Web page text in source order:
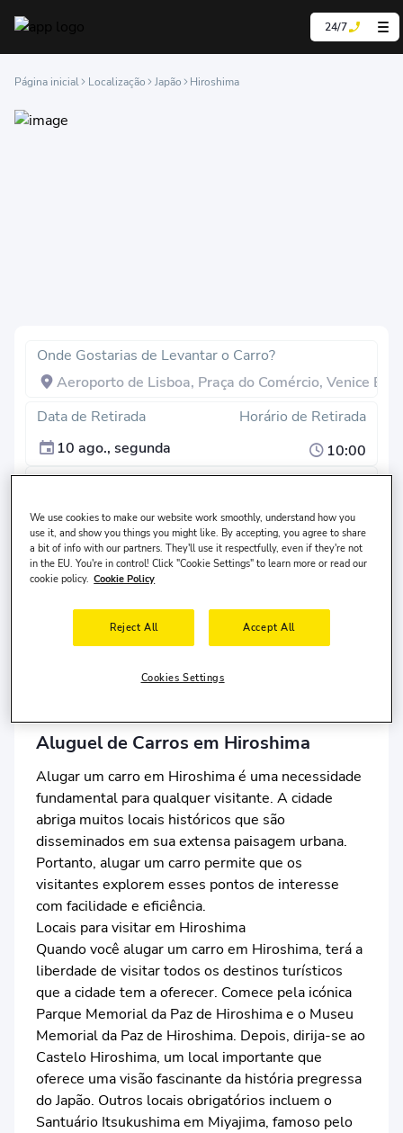
24/7
Página inicial Localização Japão Hiroshima
Onde Gostarias de Levantar o Carro?
Data de Retirada
10 ago., segunda
Horário de Retirada
10:00
Data de Devolução
13 ago., quinta
Hora de Devolução
10:00
Pesquisar
O motorista mora no
Estados Unidos
anos
Aluguel de Carros em Hiroshima
Alugar um carro em Hiroshima é uma necessidade
fundamental para qualquer visitante. A cidade
abriga muitos locais históricos que são
disseminados em sua extensa paisagem urbana.
Portanto, alugar um carro permite que os
visitantes explorem esses pontos de interesse
com facilidade e eficiência.
Locais para visitar em Hiroshima
Quando você alugar um carro em Hiroshima, terá a
liberdade de visitar todos os destinos turísticos
que a cidade tem a oferecer. Comece pela icónica
Parque Memorial da Paz de Hiroshima e o Museu
Memorial da Paz de Hiroshima. Depois, dirija-se ao
Castelo Hiroshima, um local importante que
oferece uma visão fascinante da história pregressa
do Japão. Outros locais obrigatórios incluem o
Santuário Itsukushima em Miyajima, famoso pelo
We use cookies to make our website work smoothly, understand how you
use it, and show you things you might like. By accepting, you agree to share
a bit of info with our partners. They'll use it respectfully, even if they're not
in the EU. You're in control! Click "Cookie Settings" to learn more or read our
cookie policy. Cookie Policy
Reject All Accept All
Cookies Settings